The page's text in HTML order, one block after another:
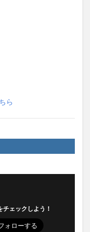
ら
チェックしよう！